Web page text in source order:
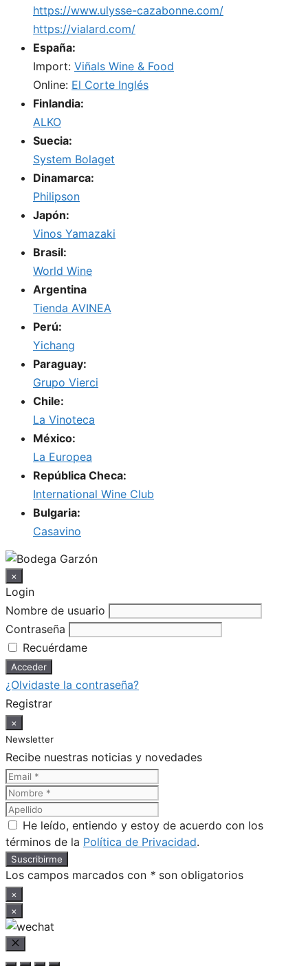
https://www.ulysse-cazabonne.com/
https://vialard.com/
España:
Import: Viñals Wine & Food
Online: El Corte Inglés
Finlandia:
ALKO
Suecia:
System Bolaget
Dinamarca:
Philipson
Japón:
Vinos Yamazaki
Brasil:
World Wine
Argentina
Tienda AVINEA
Perú:
Yichang
Paraguay:
Grupo Vierci
Chile:
La Vinoteca
México:
La Europea
República Checa:
International Wine Club
Bulgaria:
Casavino
×
Login
Nombre de usuario
Contraseña
Recuérdame
¿Olvidaste la contraseña?
Registrar
×
Newsletter
Recibe nuestras noticias y novedades
He leído, entiendo y estoy de acuerdo con los
términos de la Política de Privacidad.
Los campos marcados con * son obligatorios
×
×
Cerrar